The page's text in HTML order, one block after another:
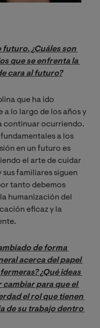
¿Cuáles son
que se enfrenta la
cara al futuro?
que ha ido
lo largo de los años y
continuar ocurriendo.
a los
en un futuro es
el arte de cuidar
familiares siguen
tanto debemos
humanización del
eficaz y la
de forma
acerca del papel
¿Qué ideas
para que el
el rol que tienen
de su trabajo dentro